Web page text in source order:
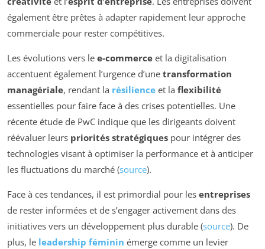
également être prêtes à adapter rapidement leur approche
commerciale pour rester compétitives.
Les évolutions vers le e-commerce et la digitalisation
accentuent également l’urgence d’une transformation
managériale, rendant la résilience et la flexibilité
essentielles pour faire face à des crises potentielles. Une
récente étude de PwC indique que les dirigeants doivent
réévaluer leurs priorités stratégiques pour intégrer des
technologies visant à optimiser la performance et à anticiper
les fluctuations du marché (source).
Face à ces tendances, il est primordial pour les entreprises
de rester informées et de s’engager activement dans des
initiatives vers un développement plus durable (source). De
plus, le leadership féminin émerge comme un levier